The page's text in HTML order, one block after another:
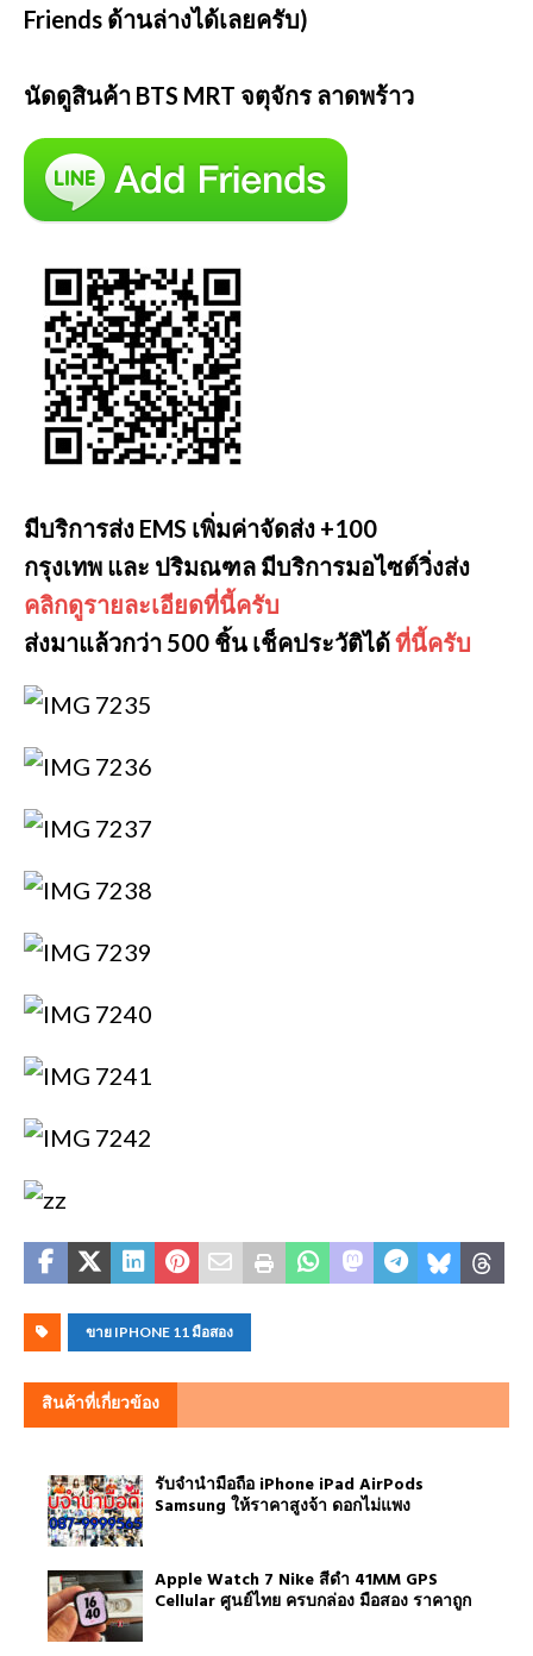
Friends ด้านล่างได้เลยครับ)
นัดดูสินค้า BTS MRT จตุจักร ลาดพร้าว
มีบริการส่ง EMS เพิ่มค่าจัดส่ง +100
กรุงเทพ และ ปริมณฑล มีบริการมอไซต์วิ่งส่ง
คลิกดูรายละเอียดที่นี้ครับ
ส่งมาแล้วกว่า 500 ชิ้น เช็คประวัติได้ที่นี้ครับ
ขาย IPHONE 11 มือสอง
สินค้าที่เกี่ยวข้อง
รับจำนำมือถือ iPhone iPad AirPods
Samsung ให้ราคาสูงจ้า ดอกไม่แพง
Apple Watch 7 Nike สีดำ 41MM GPS
Cellular ศูนย์ไทย ครบกล่อง มือสอง ราคาถูก